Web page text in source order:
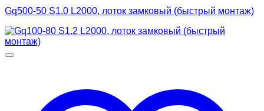
Gq500-50 S1.0 L2000, лоток замковый (быстрый монтаж)